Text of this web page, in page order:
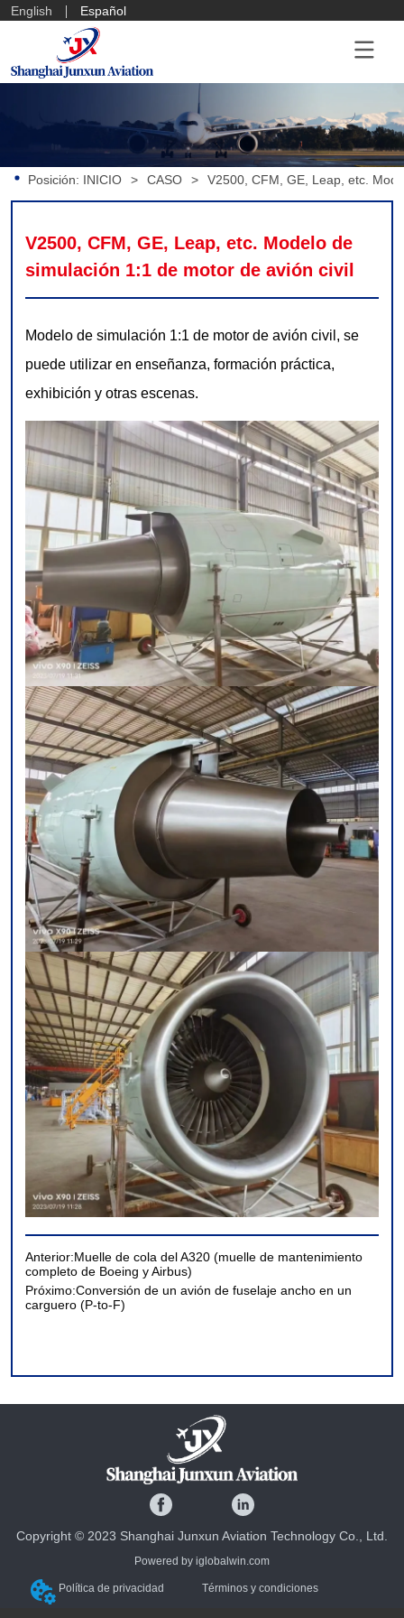
English Español
Posición: INICIO > CASO > V2500, CFM, GE, Leap, etc.
V2500, CFM, GE, Leap, etc. Modelo de
simulación 1:1 de motor de avión civil
Anterior:Muelle de cola del A320 (muelle de mantenimiento
completo de Boeing y Airbus)
Próximo:Conversión de un avión de fuselaje ancho en un
carguero (P-to-F)
Copyright © 2023 Shanghai Junxun Aviation Technology Co., Ltd.
Powered by iglobalwin.com
Política de privacidad Términos y condiciones